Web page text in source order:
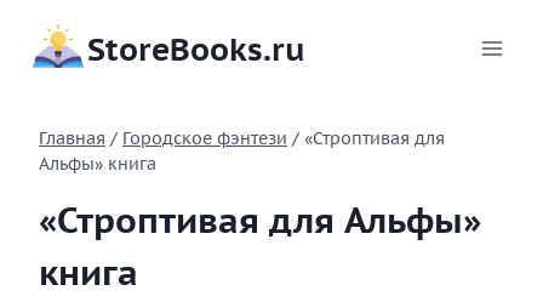
содержимому
StoreBooks.ru
Главная / Городское фэнтези / «Строптивая для
Альфы» книга
«Строптивая для Альфы»
книга